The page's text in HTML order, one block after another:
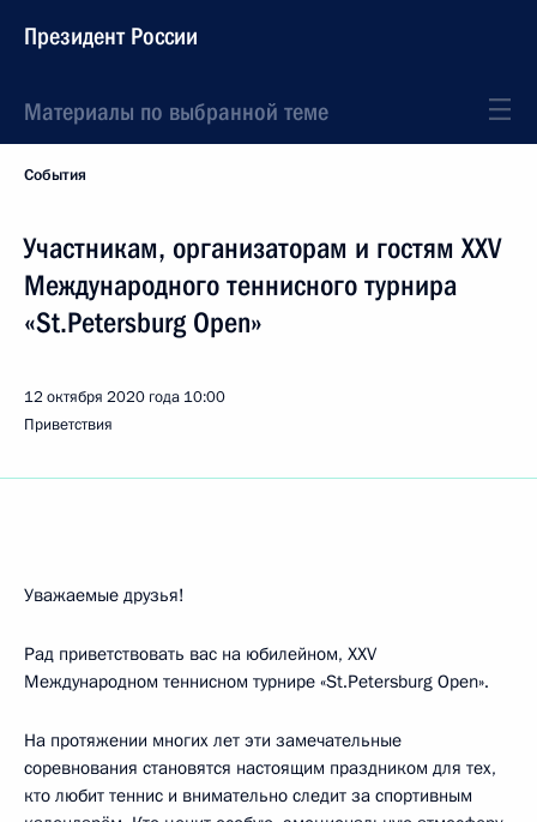
Президент России
Материалы по выбранной теме
События
Участникам, организаторам и гостям XXV
Международного теннисного турнира
«St.Petersburg Open»
12 октября 2020 года 10:00
Приветствия
Уважаемые друзья!
Рад приветствовать вас на юбилейном, XXV
Международном теннисном турнире «St.Petersburg Open».
На протяжении многих лет эти замечательные
соревнования становятся настоящим праздником для тех,
кто любит теннис и внимательно следит за спортивным